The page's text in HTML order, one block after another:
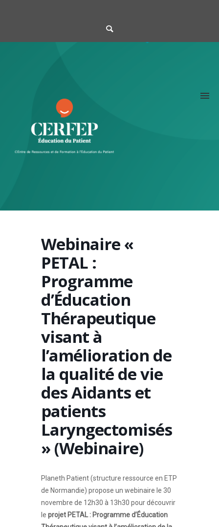
Webinaire «
PETAL :
Programme
d’Éducation
Thérapeutique
visant à
l’amélioration de
la qualité de vie
des Aidants et
patients
Laryngectomisés
» (Webinaire)
Planeth Patient (structure ressource en ETP
de Normandie) propose un webinaire le 30
novembre de 12h30 à 13h30 pour découvrir
le projet PETAL : Programme d’Éducation